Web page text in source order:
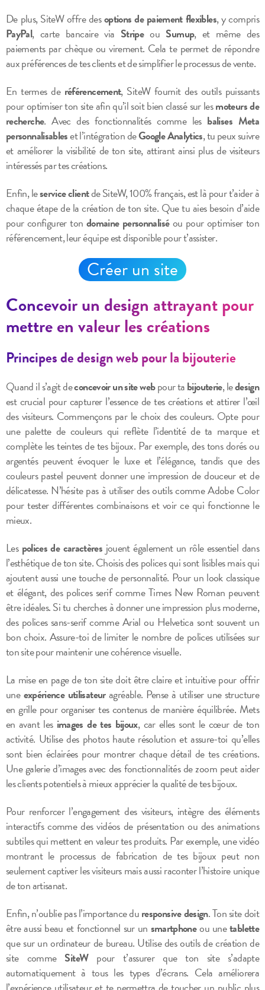
De plus, SiteW offre desoptions de paiement flexibles, y compris
PayPal, carte bancaire via Stripeou Sumup, et même des
paiements par chèque ou virement. Cela te permet de répondre
aux préférences de tes clients et de simplifier le processus de vente.
En termes de référencement, SiteW fournit des outils puissants
pour optimiser ton site afin qu’il soit bien classé sur lesmoteurs de
recherche. Avec des fonctionnalités comme les balises Meta
personnalisableset l’intégration deGoogle Analytics, tu peux suivre
et améliorer la visibilité de ton site, attirant ainsi plus de visiteurs
intéressés par tes créations.
Enfin, leservice clientde SiteW, 100% français, est là pour t’aider à
chaque étape de la création de ton site. Que tu aies besoin d’aide
pour configurer ton domaine personnaliséou pour optimiser ton
référencement, leur équipe est disponible pour t’assister.
Créer un site
Concevoir un design attrayant pour
mettre en valeur les créations
Principes de design web pour la bijouterie
Quand il s’agit deconcevoir un site webpour tabijouterie, ledesign
est crucial pour capturer l’essence de tes créations et attirer l’œil
des visiteurs. Commençons par le choix des couleurs. Opte pour
une palette de couleurs qui reflète l’identité de ta marque et
complète les teintes de tes bijoux. Par exemple, des tons dorés ou
argentés peuvent évoquer le luxe et l’élégance, tandis que des
couleurs pastel peuvent donner une impression de douceur et de
délicatesse. N’hésite pas à utiliser des outils comme Adobe Color
pour tester différentes combinaisons et voir ce qui fonctionne le
mieux.
Les polices de caractères jouent également un rôle essentiel dans
l’esthétique de ton site. Choisis des polices qui sont lisibles mais qui
ajoutent aussi une touche de personnalité. Pour un look classique
et élégant, des polices serif comme Times New Roman peuvent
être idéales. Si tu cherches à donner une impression plus moderne,
des polices sans-serif comme Arial ou Helvetica sont souvent un
bon choix. Assure-toi de limiter le nombre de polices utilisées sur
ton site pour maintenir une cohérence visuelle.
La mise en page de ton site doit être claire et intuitive pour offrir
uneexpérience utilisateuragréable. Pense à utiliser une structure
en grille pour organiser tes contenus de manière équilibrée. Mets
en avant les images de tes bijoux, car elles sont le cœur de ton
activité. Utilise des photos haute résolution et assure-toi qu’elles
sont bien éclairées pour montrer chaque détail de tes créations.
Une galerie d’images avec des fonctionnalités de zoom peut aider
les clients potentiels à mieux apprécier la qualité de tes bijoux.
Pour renforcer l’engagement des visiteurs, intègre des éléments
interactifs comme des vidéos de présentation ou des animations
subtiles qui mettent en valeur tes produits. Par exemple, une vidéo
montrant le processus de fabrication de tes bijoux peut non
seulement captiver les visiteurs mais aussi raconter l’histoire unique
de ton artisanat.
Enfin, n’oublie pas l’importance duresponsive design. Ton site doit
être aussi beau et fonctionnel sur un smartphoneou unetablette
que sur un ordinateur de bureau. Utilise des outils de création de
site comme SiteWpour t’assurer que ton site s’adapte
automatiquement à tous les types d’écrans. Cela améliorera